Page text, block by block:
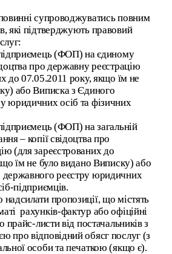
супроводжуватись повним
які підтверджують правовий
(ФОП) на єдиному
про державну реєстрацію
до 07.05.2011 року, якщо їм не
або Виписка з Єдиного
юридичних осіб та фізичних
(ФОП) на загальній
– копії свідоцтва про
(для зареєстрованих до
їм не було видано Виписку) або
реєстру юридичних
підприємців.
пропозиції, що містять
рахунків-фактур або офіційні
прайс-листи від постачальників з
про відповідний обясг послуг (з
особи та печаткою (якщо є).